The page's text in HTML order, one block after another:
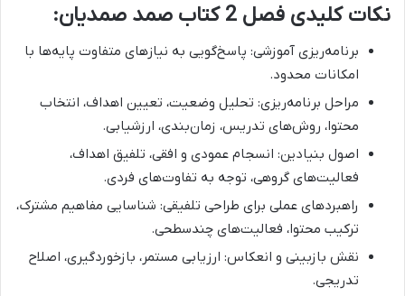
نکات کلیدی فصل 2 کتاب صمد صمدیان:
برنامه‌ریزی آموزشی: پاسخ‌گویی به نیازهای متفاوت پایه‌ها با
امکانات محدود.
مراحل برنامه‌ریزی: تحلیل وضعیت، تعیین اهداف، انتخاب
محتوا، روش‌های تدریس، زمان‌بندی، ارزشیابی.
اصول بنیادین: انسجام عمودی و افقی، تلفیق اهداف،
فعالیت‌های گروهی، توجه به تفاوت‌های فردی.
راهبردهای عملی برای طراحی تلفیقی: شناسایی مفاهیم مشترک،
ترکیب محتوا، فعالیت‌های چندسطحی.
نقش بازبینی و انعکاس: ارزیابی مستمر، بازخوردگیری، اصلاح
تدریجی.